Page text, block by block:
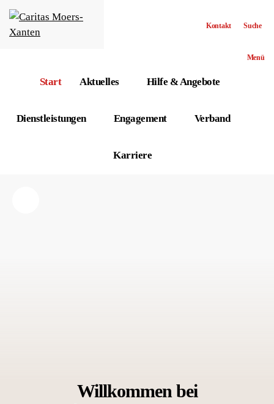
Menü
Start Aktuelles Hilfe & Angebote
Dienstleistungen Engagement Verband
Karriere
Kontakt Suche
Willkommen bei